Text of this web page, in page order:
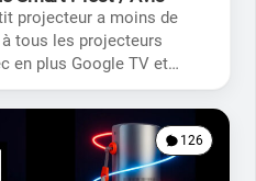
projecteur a moins de
tous les projecteurs
en plus Google TV et
126